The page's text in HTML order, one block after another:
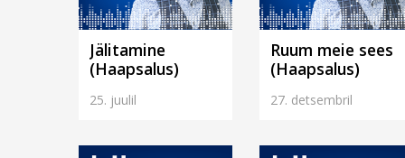
Jälitamine
(Haapsalus)
25. juulil
Ruum meie sees
(Haapsalus)
27. detsembril